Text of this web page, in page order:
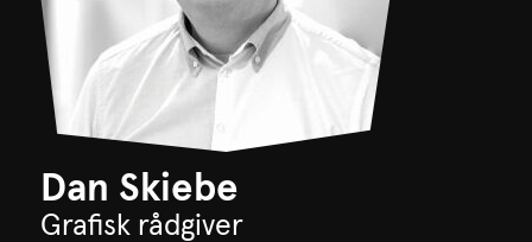
Dan Skiebe
Grafisk rådgiver